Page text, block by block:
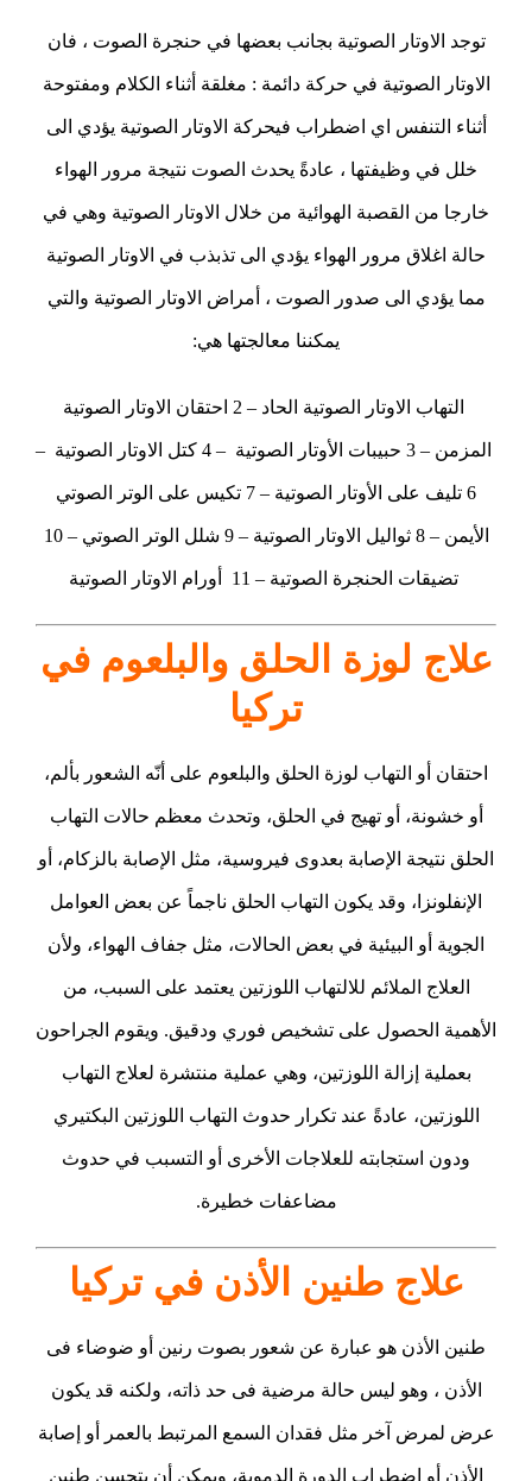
توجد الاوتار الصوتية بجانب بعضها في حنجرة الصوت ، فان
الاوتار الصوتية في حركة دائمة : مغلقة أثناء الكلام ومفتوحة
أثناء التنفس اي اضطراب فيحركة الاوتار الصوتية يؤدي الى
خلل في وظيفتها ، عادةً يحدث الصوت نتيجة مرور الهواء
خارجا من القصبة الهوائية من خلال الاوتار الصوتية وهي في
حالة اغلاق مرور الهواء يؤدي الى تذبذب في الاوتار الصوتية
مما يؤدي الى صدور الصوت ، أمراض الاوتار الصوتية والتي
يمكننا معالجتها هي:
التهاب الاوتار الصوتية الحاد – 2 احتقان الاوتار الصوتية
المزمن – 3 حبيبات الأوتار الصوتية – 4 كتل الاوتار الصوتية –
6 تليف على الأوتار الصوتية – 7 تكيس على الوتر الصوتي
الأيمن – 8 ثواليل الاوتار الصوتية – 9 شلل الوتر الصوتي – 10
تضيقات الحنجرة الصوتية – 11 أورام الاوتار الصوتية
علاج لوزة الحلق والبلعوم في
تركيا
احتقان أو التهاب لوزة الحلق والبلعوم على أنّه الشعور بألم،
أو خشونة، أو تهيج في الحلق، وتحدث معظم حالات التهاب
الحلق نتيجة الإصابة بعدوى فيروسية، مثل الإصابة بالزكام، أو
الإنفلونزا، وقد يكون التهاب الحلق ناجماً عن بعض العوامل
الجوية أو البيئية في بعض الحالات، مثل جفاف الهواء، ولأن
العلاج الملائم للالتهاب اللوزتين يعتمد على السبب، من
الأهمية الحصول على تشخيص فوري ودقيق. ويقوم الجراحون
بعملية إزالة اللوزتين، وهي عملية منتشرة لعلاج التهاب
اللوزتين، عادةً عند تكرار حدوث التهاب اللوزتين البكتيري
ودون استجابته للعلاجات الأخرى أو التسبب في حدوث
مضاعفات خطيرة.
علاج طنين الأذن في تركيا
طنين الأذن هو عبارة عن شعور بصوت رنين أو ضوضاء فى
الأذن ، وهو ليس حالة مرضية فى حد ذاته، ولكنه قد يكون
عرض لمرض آخر مثل فقدان السمع المرتبط بالعمر أو إصابة
الأذن أو اضطراب الدورة الدموية، ويمكن أن يتحسن طنين